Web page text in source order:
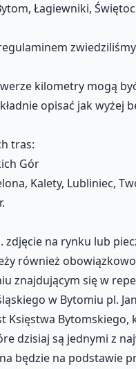
Łagiewniki,
kilometry mogą
opisać jak
tras:
Gór
Kalety, Lubliniec,
zdjęcie na rynku lub
również
znajdującym się w
w Bytomiu pl.
Bytomskiego,
dzisiaj są jednymi z
będzie na podstawie